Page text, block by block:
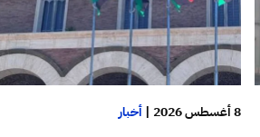
8 أغسطس 2026 |أخبار